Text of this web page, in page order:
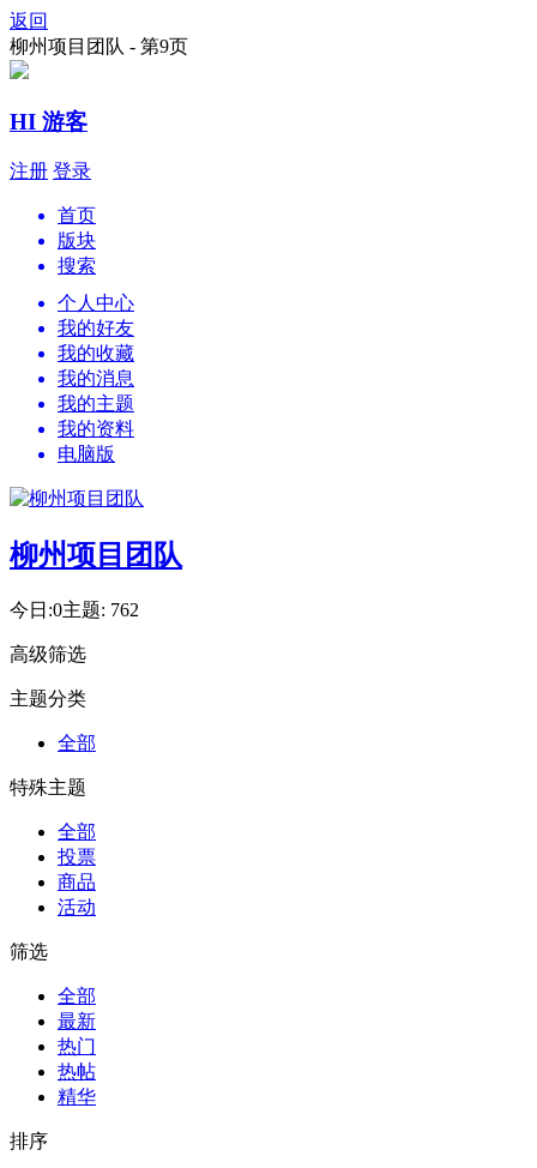
返回
柳州项目团队 - 第9页
HI 游客
注册 登录
首页
版块
搜索
个人中心
我的好友
我的收藏
我的消息
我的主题
我的资料
电脑版
柳州项目团队
今日:0主题: 762
高级筛选
主题分类
全部
特殊主题
全部
投票
商品
活动
筛选
全部
最新
热门
热帖
精华
排序